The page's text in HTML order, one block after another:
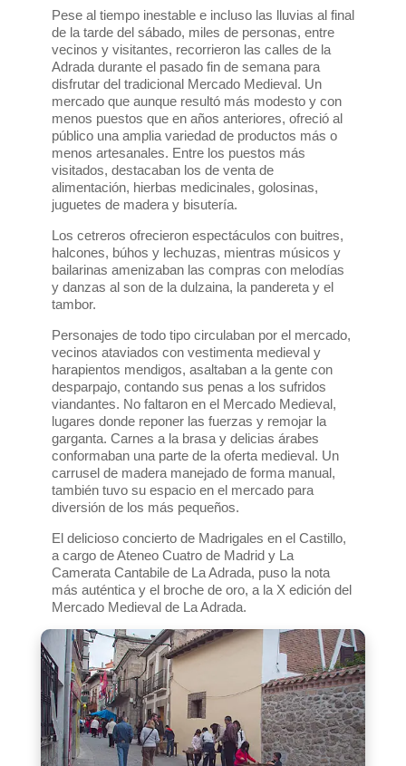
Pese al tiempo inestable e incluso las lluvias al final
de la tarde del sábado, miles de personas, entre
vecinos y visitantes, recorrieron las calles de la
Adrada durante el pasado fin de semana para
disfrutar del tradicional Mercado Medieval. Un
mercado que aunque resultó más modesto y con
menos puestos que en años anteriores, ofreció al
público una amplia variedad de productos más o
menos artesanales. Entre los puestos más
visitados, destacaban los de venta de
alimentación, hierbas medicinales, golosinas,
juguetes de madera y bisutería.
Los cetreros ofrecieron espectáculos con buitres,
halcones, búhos y lechuzas, mientras músicos y
bailarinas amenizaban las compras con melodías
y danzas al son de la dulzaina, la pandereta y el
tambor.
Personajes de todo tipo circulaban por el mercado,
vecinos ataviados con vestimenta medieval y
harapientos mendigos, asaltaban a la gente con
desparpajo, contando sus penas a los sufridos
viandantes. No faltaron en el Mercado Medieval,
lugares donde reponer las fuerzas y remojar la
garganta. Carnes a la brasa y delicias árabes
conformaban una parte de la oferta medieval. Un
carrusel de madera manejado de forma manual,
también tuvo su espacio en el mercado para
diversión de los más pequeños.
El delicioso concierto de Madrigales en el Castillo,
a cargo de Ateneo Cuatro de Madrid y La
Camerata Cantabile de La Adrada, puso la nota
más auténtica y el broche de oro, a la X edición del
Mercado Medieval de La Adrada.